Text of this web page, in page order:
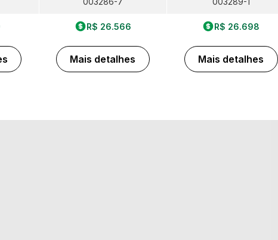
R$ 26.566
Mais detalhes
R$ 26.698
Mais detalhes